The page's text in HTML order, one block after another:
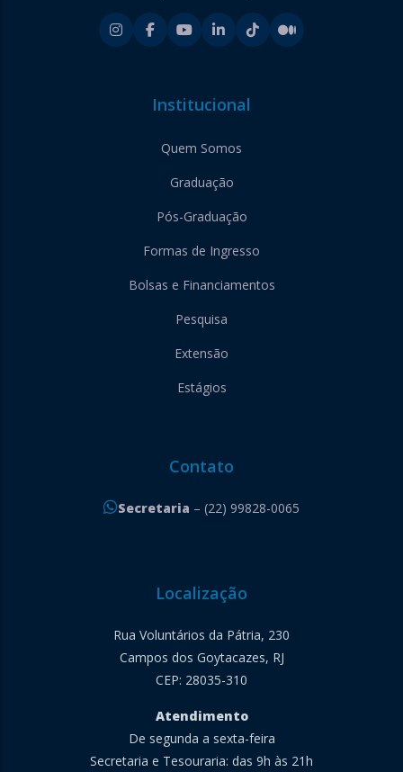
Institucional
Quem Somos
Graduação
Pós-Graduação
Formas de Ingresso
Bolsas e Financiamentos
Pesquisa
Extensão
Estágios
Contato
Secretaria – (22) 99828-0065
Localização
Rua Voluntários da Pátria, 230
Campos dos Goytacazes, RJ
CEP: 28035-310
Atendimento
De segunda a sexta-feira
Secretaria e Tesouraria: das 9h às 21h